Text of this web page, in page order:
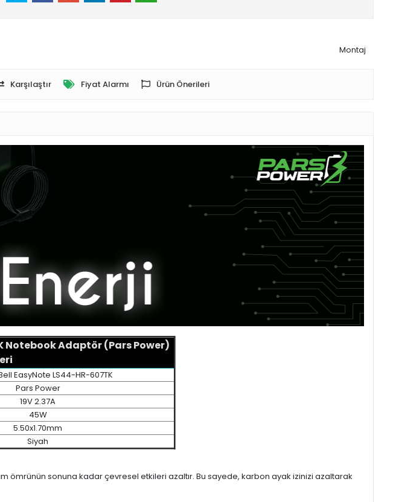
Montaj
Karşılaştır Fiyat Alarmı Ürün Önerileri
Notebook Adaptör (Pars Power)
EasyNote LS44-HR-607TK
Pars Power
19V 2.37A
45W
5.50x1.70mm
Siyah
ömrünün sonuna kadar çevresel etkileri azaltır. Bu sayede, karbon ayak izinizi azaltarak